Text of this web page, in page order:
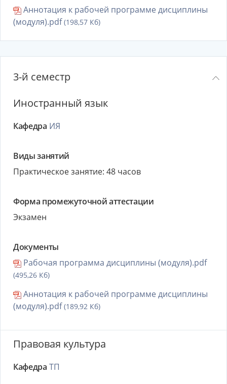
Аннотация к рабочей программе дисциплины
(модуля).pdf(198,57 Кб)
3-й семестр
Иностранный язык
Кафедра ИЯ
Виды занятий
Практическое занятие: 48 часов
Форма промежуточной аттестации
Экзамен
Документы
Рабочая программа дисциплины (модуля).pdf
(495,26 Кб)
Аннотация к рабочей программе дисциплины
(модуля).pdf(189,92 Кб)
Правовая культура
Кафедра ТП